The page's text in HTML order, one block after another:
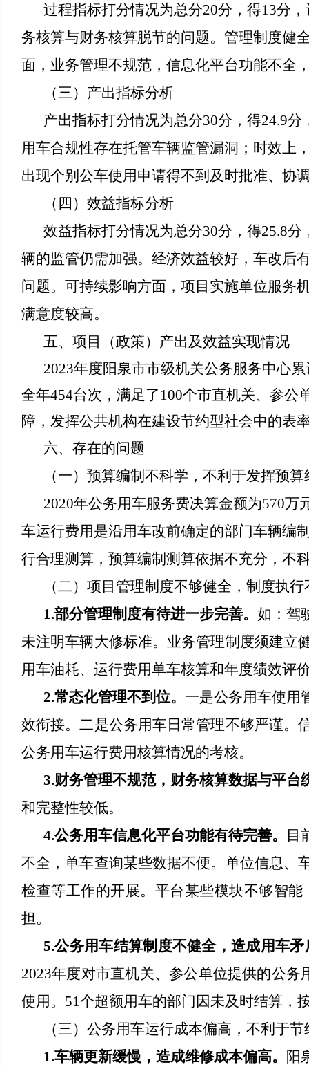
过程指标打分情况为总分20分，得13分
务核算与财务核算脱节的问题。管理制度健
面，业务管理不规范，信息化平台功能不全
（三）产出指标分析
产出指标打分情况为总分30分，得24.9
用车合规性存在托管车辆监管漏洞；时效上
出现个别公车使用申请得不到及时批准、协
（四）效益指标分析
效益指标打分情况为总分30分，得25.8
辆的监管仍需加强。经济效益较好，车改后
问题。可持续影响方面，项目实施单位服务
满意度较高。
五、项目（政策）产出及效益实现情况
2023年度阳泉市市级机关公务服务中心
全年454台次，满足了100个市直机关、参
障，发挥公共机构在建设节约型社会中的表
六、存在的问题
（一）预算编制不科学，不利于发挥预
2020年公务用车服务费决算金额为570
车运行费用是沿用车改前确定的部门车辆编
行合理测算，预算编制测算依据不充分，不
（二）项目管理制度不够健全，制度执
1.部分管理制度有待进一步完善。 如：驾
未注明车辆大修标准。业务管理制度须建立
用车油耗、运行费用单车核算和年度绩效评
2.常态化管理不到位。 一是公务用车使用
效衔接。二是公务用车日常管理不够严谨。
公务用车运行费用核算情况的考核。
3.财务管理不规范，财务核算数据与平台
和完整性较低。
4.公务用车信息化平台功能有待完善。
目
不全，单车查询某些数据不便。单位信息、
检查等工作的开展。平台某些模块不够智
担。
5.公务用车结算制度不健全，造成用车矛
2023年度对市直机关、参公单位提供的公
使用。51个超额用车的部门因未及时结算，
（三）公务用车运行成本偏高，不利于
1.车辆更新缓慢，造成维修成本偏高。
阳